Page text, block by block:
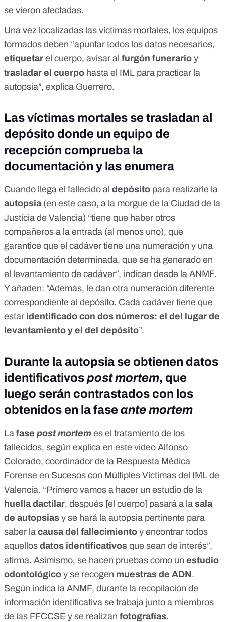
se vieron afectadas.
Una vez localizadas las víctimas mortales, los equipos
formados deben “apuntar todos los datos necesarios,
etiquetar el cuerpo, avisar al furgón funerario y
trasladar el cuerpo hasta el IML para practicar la
autopsia”, explica Guerrero.
Las víctimas mortales se trasladan al
depósito donde un equipo de
recepción comprueba la
documentación y las enumera
Cuando llega el fallecido al depósito para realizarle la
autopsia(en este caso, a la morgue de la Ciudad de la
Justicia de Valencia) “tiene que haber otros
compañeros a la entrada (al menos uno), que
garantice que el cadáver tiene una numeración y una
documentación determinada, que se ha generado en
el levantamiento de cadáver”, indican desde la ANMF.
Y añaden: “Además, le dan otra numeración diferente
correspondiente al depósito. Cada cadáver tiene que
estar identificado con dos números: el del lugar de
levantamiento y el del depósito”.
Durante la autopsia se obtienen datos
identificativospost mortem, que
luego serán contrastados con los
obtenidos en la fase ante mortem
La fase post mortem es el tratamiento de los
fallecidos, según explica en este vídeo Alfonso
Colorado, coordinador de la Respuesta Médica
Forense en Sucesos con Múltiples Víctimas del IML de
Valencia. “Primero vamos a hacer un estudio de la
huella dactilar, después [el cuerpo] pasará a la sala
de autopsias y se hará la autopsia pertinente para
saber la causa del fallecimiento y encontrar todos
aquellos datos identificativos que sean de interés”,
afirma. Asimismo, se hacen pruebas como un estudio
odontológico y se recogen muestras de ADN.
Según indica la ANMF, durante la recopilación de
información identificativa se trabaja junto a miembros
de las FFCCSE y se realizan fotografías.